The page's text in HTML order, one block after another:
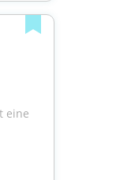
eine